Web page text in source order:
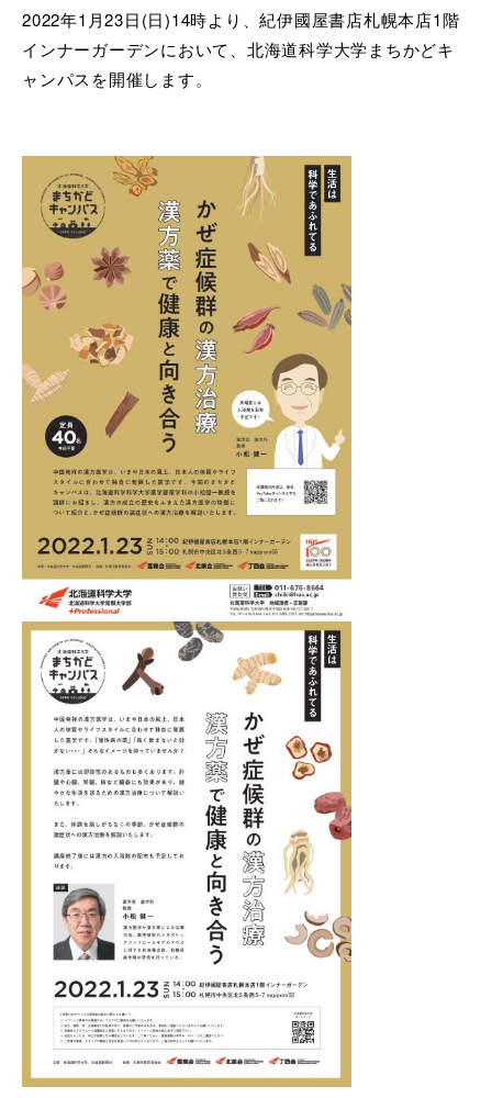
2022年1月23日(日)14時より、紀伊國屋書店札幌本店1階
インナーガーデンにおいて、北海道科学大学まちかどキ
ャンパスを開催します。